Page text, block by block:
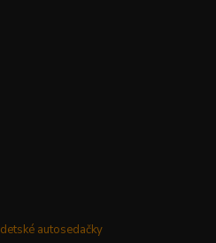
detské autosedačky